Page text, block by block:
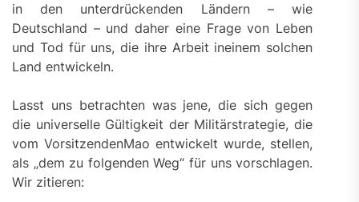
in den unterdrückenden Ländern – wie
Deutschland – und daher eine Frage von Leben
und Tod für uns, die ihre Arbeit ineinem solchen
Land entwickeln.
Lasst uns betrachten was jene, die sich gegen
die universelle Gültigkeit der Militärstrategie, die
vom VorsitzendenMao entwickelt wurde, stellen,
als „dem zu folgenden Weg“ für uns vorschlagen.
Wir zitieren: